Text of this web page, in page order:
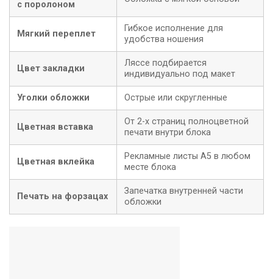
с поролоном
Мягкий переплет
Гибкое исполнение для
удобства ношения
Цвет закладки
Ляссе подбирается
индивидуально под макет
Уголки обложки Острые или скругленные
Цветная вставка
От 2-х страниц полноцветной
печати внутри блока
Цветная вклейка
Рекламные листы А5 в любом
месте блока
Печать на форзацах
Запечатка внутренней части
обложки